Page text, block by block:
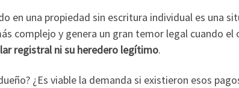
en una propiedad sin escritura individual es una
complejo y genera un gran temor legal cuando el
registral ni su heredero legítimo.
¿Es viable la demanda si existieron esos